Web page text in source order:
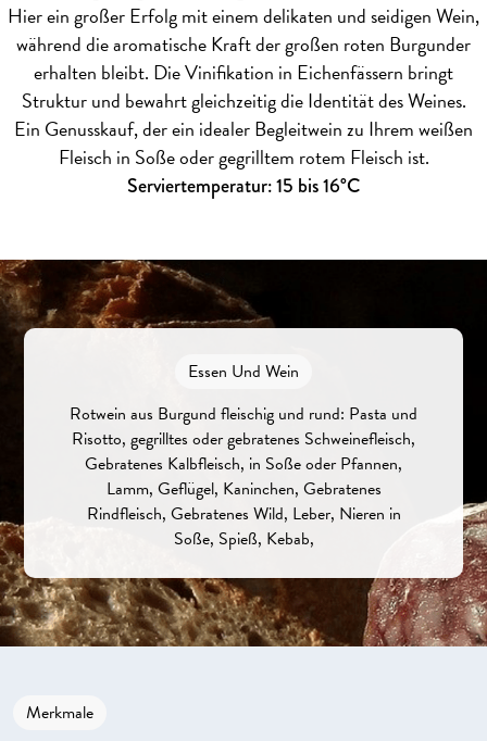
Hier ein großer Erfolg mit einem delikaten und seidigen Wein,
während die aromatische Kraft der großen roten Burgunder
erhalten bleibt. Die Vinifikation in Eichenfässern bringt
Struktur und bewahrt gleichzeitig die Identität des Weines.
Ein Genusskauf, der ein idealer Begleitwein zu Ihrem weißen
Fleisch in Soße oder gegrilltem rotem Fleisch ist.
Serviertemperatur: 15 bis 16°C
Essen Und Wein
Rotwein aus Burgund fleischig und rund: Pasta und
Risotto, gegrilltes oder gebratenes Schweinefleisch,
Gebratenes Kalbfleisch, in Soße oder Pfannen,
Lamm, Geflügel, Kaninchen, Gebratenes
Rindfleisch, Gebratenes Wild, Leber, Nieren in
Soße, Spieß, Kebab,
Merkmale